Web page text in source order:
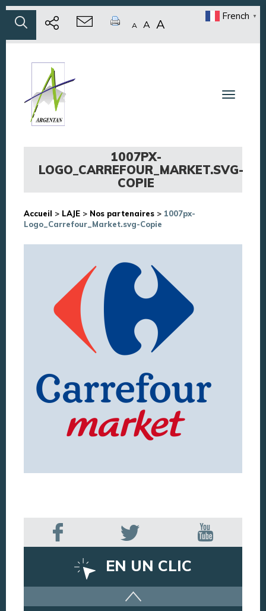
A A A
French ▼
Toggle
1007PX-
LOGO_CARREFOUR_MARKET.SVG-
COPIE
Accueil > LAJE > Nos partenaires > 1007px-
Logo_Carrefour_Market.svg-Copie
EN UN CLIC